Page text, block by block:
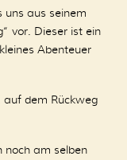
uns aus seinem
vor. Dieser ist ein
Abenteuer
auf dem Rückweg
noch am selben